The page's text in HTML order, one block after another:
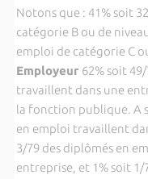
Notons que : 41% soit
catégorie B ou de
emploi de catégorie C
Employeur 62% soit
travaillent dans une
la fonction publique. A
en emploi travaillent
3/79 des diplômés en
entreprise, et 1% soit